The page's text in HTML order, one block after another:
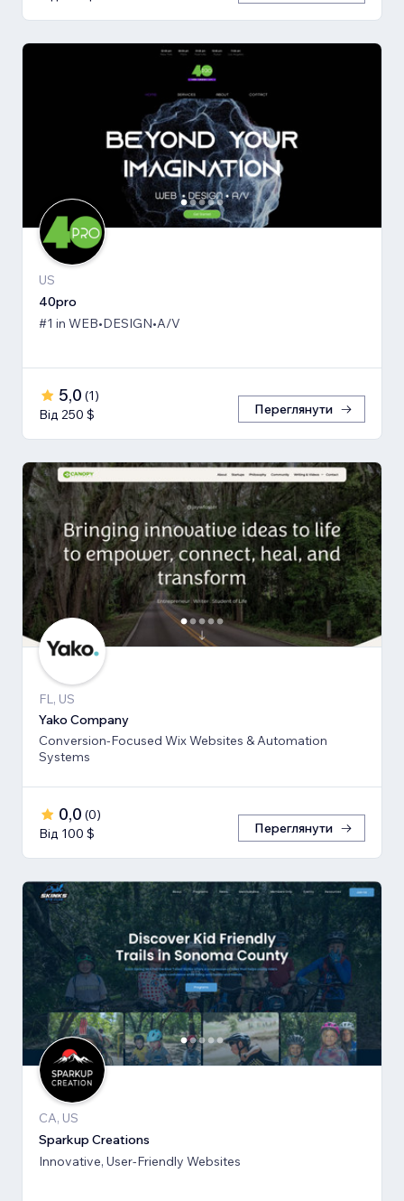
US
40pro
#1 in WEB•DESIGN•A/V
5,0 (1)
Від 250 $
Переглянути
FL, US
Yako Company
Conversion-Focused Wix Websites & Automation
Systems
0,0 (0)
Від 100 $
Переглянути
CA, US
Sparkup Creations
Innovative, User-Friendly Websites